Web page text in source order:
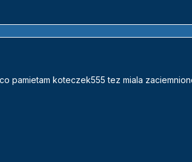
pamietam koteczek555 tez miala